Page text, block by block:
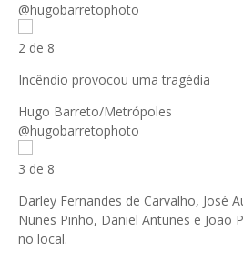
@hugobarretophoto
2 de 8
Incêndio provocou uma tragédia
Hugo Barreto/Metrópoles
@hugobarretophoto
3 de 8
Darley Fernandes de Carvalho, José
Nunes Pinho, Daniel Antunes e João
no local.